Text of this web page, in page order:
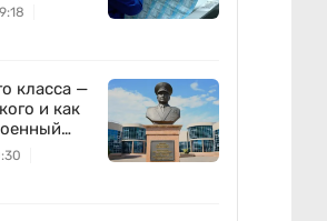
класса —
и как